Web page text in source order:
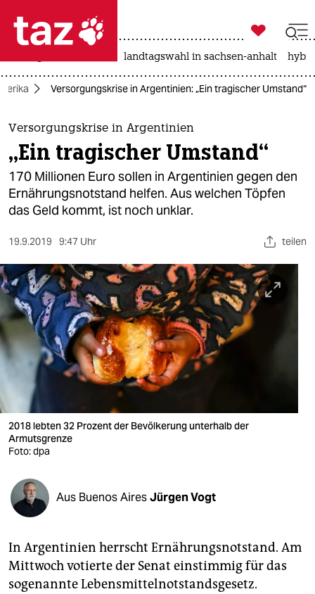
 taz zahl ich
taz zahl ich
themen
politik
öko
sport
berlin
nord
wahrheit
verlag
verlag
shop
fragen & hilfe
unterstützen
abo

taz zahl ich
landtagswahl in sachsen-anhalt
Versorgungskrise in Argentinien: „Ein tragischer Umstand“
Versorgungskrise in Argentinien
„Ein tragischer Umstand“
170 Millionen Euro sollen in Argentinien gegen den
Ernährungsnotstand helfen. Aus welchen Töpfen
das Geld kommt, ist noch unklar.
19.9.2019 9:47 Uhr teilen
2018 lebten 32 Prozent der Bevölkerung unterhalb der
Armutsgrenze
Foto: dpa
Aus Buenos AiresJürgen Vogt
In Argentinien herrscht Ernährungsnotstand. Am
Mittwoch votierte der Senat einstimmig für das
sogenannte Lebensmittelnotstandsgesetz.